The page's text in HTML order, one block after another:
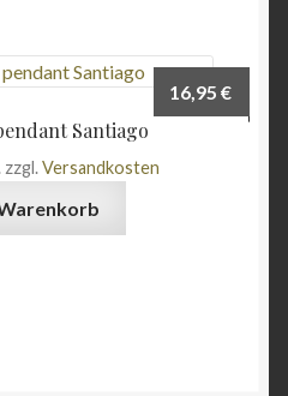
Santiago
16,95€
zzgl.Versandkosten